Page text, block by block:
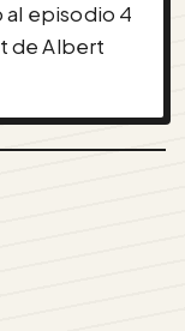
episodio 4
de Albert